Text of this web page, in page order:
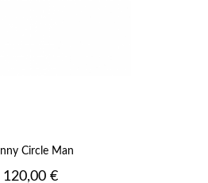
Circle Man
Prix
120,00 €